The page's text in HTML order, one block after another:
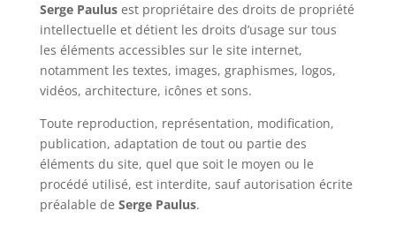
Serge Paulusest propriétaire des droits de propriété
intellectuelle et détient les droits d’usage sur tous
les éléments accessibles sur le site internet,
notamment les textes, images, graphismes, logos,
vidéos, architecture, icônes et sons.
Toute reproduction, représentation, modification,
publication, adaptation de tout ou partie des
éléments du site, quel que soit le moyen ou le
procédé utilisé, est interdite, sauf autorisation écrite
préalable de Serge Paulus.